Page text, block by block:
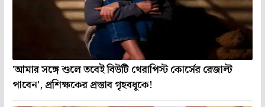
'আমার সঙ্গে শুলে তবেই বিউটি থেরাপিস্ট কোর্সের রেজাল্ট
পাবেন', প্রশিক্ষকের প্রস্তাব গৃহবধূকে!